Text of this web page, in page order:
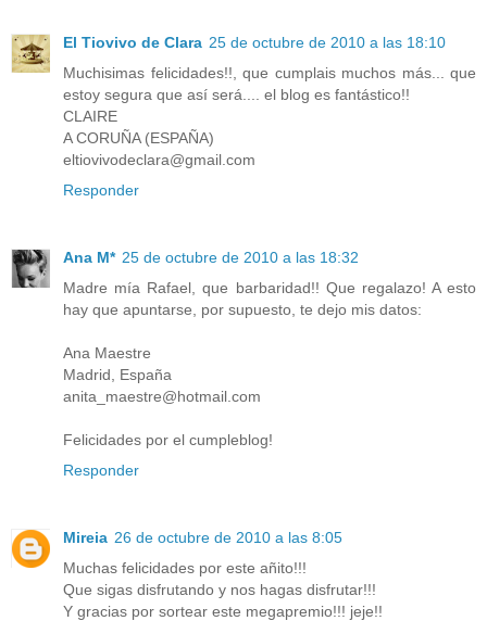
El Tiovivo de Clara 25 de octubre de 2010 a las 18:10
Muchisimas felicidades!!, que cumplais muchos más... que
estoy segura que así será.... el blog es fantástico!!
CLAIRE
A CORUÑA (ESPAÑA)
eltiovivodeclara@gmail.com
Responder
Ana M* 25 de octubre de 2010 a las 18:32
Madre mía Rafael, que barbaridad!! Que regalazo! A esto
hay que apuntarse, por supuesto, te dejo mis datos:
Ana Maestre
Madrid, España
anita_maestre@hotmail.com
Felicidades por el cumpleblog!
Responder
Mireia 26 de octubre de 2010 a las 8:05
Muchas felicidades por este añito!!!
Que sigas disfrutando y nos hagas disfrutar!!!
Y gracias por sortear este megapremio!!! jeje!!